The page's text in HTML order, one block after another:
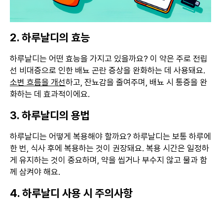
2. 하루날디의 효능
하루날디는 어떤 효능을 가지고 있을까요? 이 약은 주로 전립
선 비대증으로 인한 배뇨 곤란 증상을 완화하는 데 사용돼요.
소변 흐름을 개선하고, 잔뇨감을 줄여주며, 배뇨 시 통증을 완
화하는 데 효과적이에요.
3. 하루날디의 용법
하루날디는 어떻게 복용해야 할까요? 하루날디는 보통 하루에
한 번, 식사 후에 복용하는 것이 권장돼요. 복용 시간은 일정하
게 유지하는 것이 중요하며, 약을 씹거나 부수지 않고 물과 함
께 삼켜야 해요.
4. 하루날디 사용 시 주의사항